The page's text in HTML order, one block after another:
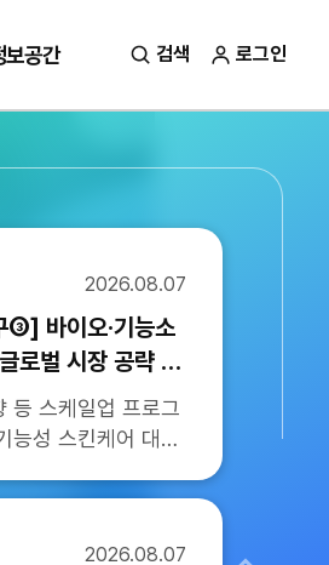
보공간 검색 로그인
2026.08.07
③] 바이오·기능소
로벌 시장 공략 가
등 스케일업 프로그
능성 스킨케어 대체
로 제품 개발과 사
2026.08.07